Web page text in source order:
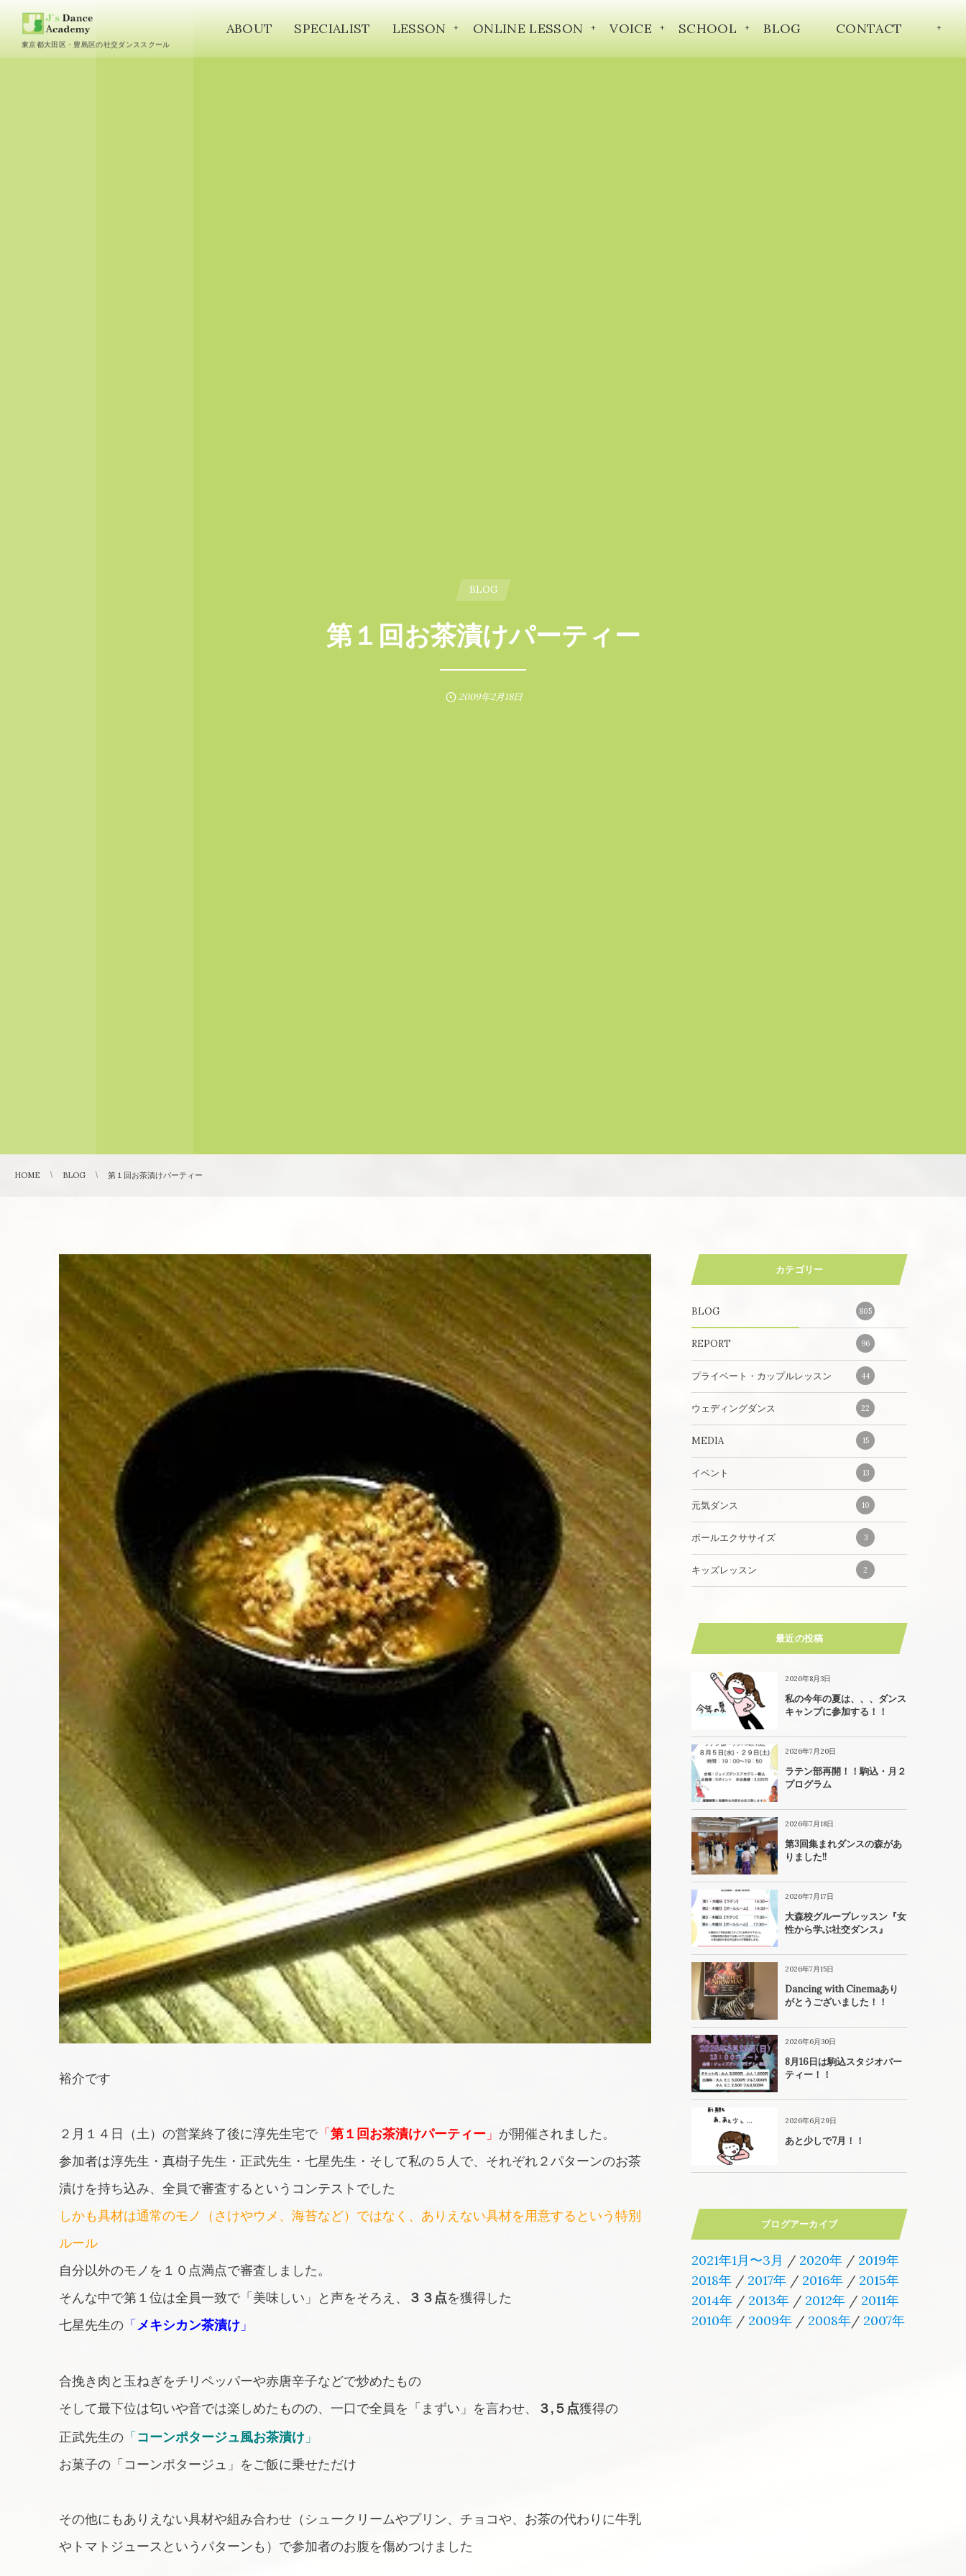
東京都大田区・豊島区の社交ダンススクール
ABOUT SPECIALIST LESSON ONLINE LESSON VOICE SCHOOL BLOG CONTACT
BLOG
第１回お茶漬けパーティー
2009年2月18日
HOME BLOG 第１回お茶漬けパーティー
裕介です
２月１４日（土）の営業終了後に淳先生宅で「第１回お茶漬けパーティー 」 が開催されました。
参加者は淳先生・真樹子先生・正武先生・七星先生・そして私の５人で、それぞれ２パターンのお茶
漬けを持ち込み、全員で審査するというコンテストでした
しかも具材は通常のモノ（さけやウメ、海苔など）ではなく、ありえない具材を用意するという特別
ルール
自分以外のモノを１０点満点で審査しました。
そんな中で第１位は全員一致で「美味しい」と声をそろえ、
３３点を獲得した
七星先生の 「メキシカン茶漬け 」
合挽き肉と玉ねぎをチリペッパーや赤唐辛子などで炒めたもの
そして最下位は匂いや音では楽しめたものの、一口で全員を「まずい」を言わせ、
３,５点獲得の
正武先生の 「コーンポタージュ風お茶漬け 」
お菓子の「コーンポタージュ」をご飯に乗せただけ
その他にもありえない具材や組み合わせ（シュークリームやプリン、チョコや、お茶の代わりに牛乳
やトマトジュースというパターンも）で参加者のお腹を傷めつけました
カテゴリー
BLOG 805
REPORT 96
プライベート・カップルレッスン 44
ウェディングダンス 22
MEDIA 15
イベント 13
元気ダンス 10
ボールエクササイズ 3
キッズレッスン 2
最近の投稿
2026年8月3日
私の今年の夏は、、、ダンス
キャンプに参加する！！
2026年7月20日
ラテン部再開！！駒込・月２
プログラム
2026年7月18日
第3回集まれダンスの森があ
りました!!
2026年7月17日
大森校グループレッスン『女
性から学ぶ社交ダンス』
2026年7月15日
Dancing with Cinemaあり
がとうございました！！
2026年6月30日
8月16日は駒込スタジオパー
ティー！！
2026年6月29日
あと少しで7月！！
ブログアーカイブ
2021年1月〜3月 / 2020年 / 2019年
2018年 / 2017年 / 2016年 / 2015年
2014年 / 2013年 / 2012年 / 2011年
2010年 / 2009年 / 2008年/ 2007年